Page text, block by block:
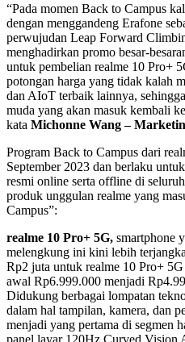
“Pada momen Back to Campus
dengan menggandeng Erafone
perwujudan Leap Forward
menghadirkan promo besar-
untuk pembelian realme 10 Pro+
potongan harga yang tidak kalah
dan AIoT terbaik lainnya,
muda yang akan masuk kembali
kata Michonne Wang –
Program Back to Campus dari
September 2023 dan berlaku
resmi online serta offline di
produk unggulan realme yang
Campus”:
realme 10 Pro+ 5G, smartphone
melengkung ini kini lebih
Rp2 juta untuk realme 10 Pro+
awal Rp6.999.000 menjadi
Didukung berbagai lompatan
dalam hal tampilan, kamera, dan
menjadi yang pertama di segmen
panel layar 120Hz Curved Vision